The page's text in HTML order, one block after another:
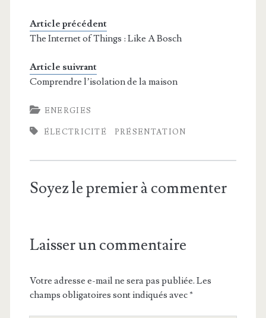
Article précédent
The Internet of Things : Like A Bosch
Article suivrant
Comprendre l’isolation de la maison
ENERGIES
ÉLECTRICITÉ PRÉSENTATION
Soyez le premier à commenter
Laisser un commentaire
Votre adresse e-mail ne sera pas publiée. Les
champs obligatoires sont indiqués avec*